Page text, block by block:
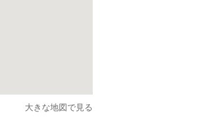
大きな地図で見る